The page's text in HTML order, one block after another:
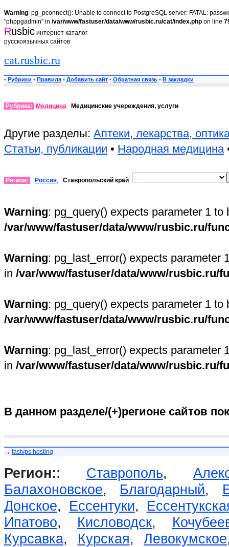
Warning: pg_pconnect(): Unable to connect to PostgreSQL server: FATAL:
"phppgadmin" in /var/www/fastuser/data/www/rusbic.ru/cat/index.php on line
Rusbic интернет каталог
русскоязычных сайтов
cat.rusbic.ru
• Рубрики • Правила • Добавить сайт • Обратная связь • В закладки
Рубрика: Медицина Медицинские учереждения, услуги
Другие разделы: Аптеки, лекарства,
Статьи, публикации • Народная медицина
Регион: Россия, Ставропольский край
Warning: pg_query() expects parameter 1
/var/www/fastuser/data/www/rusbic.ru/
Warning: pg_last_error() expects parameter
in /var/www/fastuser/data/www/rusbic.ru/
Warning: pg_query() expects parameter 1
/var/www/fastuser/data/www/rusbic.ru/
Warning: pg_last_error() expects parameter
in /var/www/fastuser/data/www/rusbic.ru/
В данном разделе/(+)регионе сайтов
→ fastvps hosting
Регион:: Ставрополь,
Балахоновское, Благодарный,
Донское, Ессентуки,
Ипатово, Кисловодск,
Курсавка, Курская, Левокумское